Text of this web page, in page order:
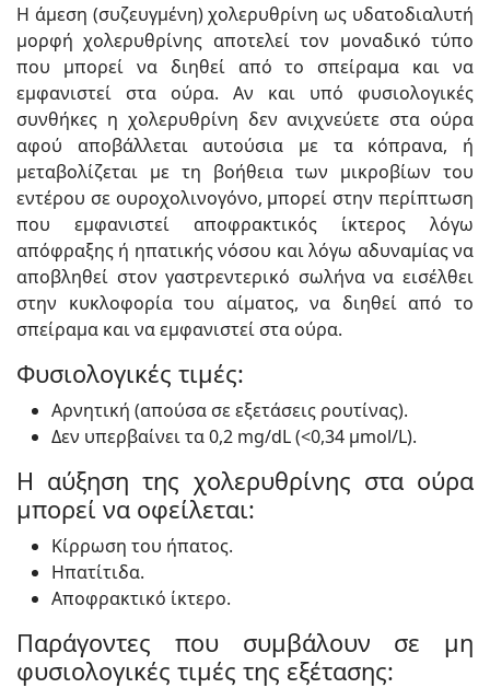
Η άμεση (συζευγμένη) χολερυθρίνη ως υδατοδιαλυτή
μορφή χολερυθρίνης αποτελεί τον μοναδικό τύπο
που μπορεί να διηθεί από το σπείραμα και να
εμφανιστεί στα ούρα. Αν και υπό φυσιολογικές
συνθήκες η χολερυθρίνη δεν ανιχνεύετε στα ούρα
αφού αποβάλλεται αυτούσια με τα κόπρανα, ή
μεταβολίζεται με τη βοήθεια των μικροβίων του
εντέρου σε ουροχολινογόνο, μπορεί στην περίπτωση
που εμφανιστεί αποφρακτικός ίκτερος λόγω
απόφραξης ή ηπατικής νόσου και λόγω αδυναμίας να
αποβληθεί στον γαστρεντερικό σωλήνα να εισέλθει
στην κυκλοφορία του αίματος, να διηθεί από το
σπείραμα και να εμφανιστεί στα ούρα.
Φυσιολογικές τιμές:
Αρνητική (απούσα σε εξετάσεις ρουτίνας).
Δεν υπερβαίνει τα 0,2 mg/dL (<0,34 μmol/L).
Η αύξηση της χολερυθρίνης στα ούρα
μπορεί να οφείλεται:
Κίρρωση του ήπατος.
Ηπατίτιδα.
Αποφρακτικό ίκτερο.
Παράγοντες που συμβάλουν σε μη
φυσιολογικές τιμές της εξέτασης: